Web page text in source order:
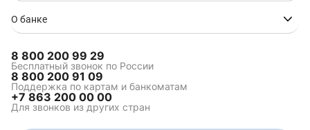
Кредит в автосалоне
приобретение
автомобиля
Калькулятор
О банке
8 800 200 99 29
Бесплатный звонок по России
8 800 200 91 09
Поддержка по картам и банкоматам
+7 863 200 00 00
Для звонков из других стран